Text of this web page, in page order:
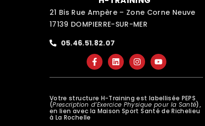
21 Bis Rue Ampère – Zone Corne Neuve
17139 DOMPIERRE-SUR-MER
05.46.51.82.07
Votre structure H-Training est labellisée PEPS
(Prescription d’Exercice Physique pour la Santé),
en lien avec la Maison Sport Santé de Richelieu
à La Rochelle